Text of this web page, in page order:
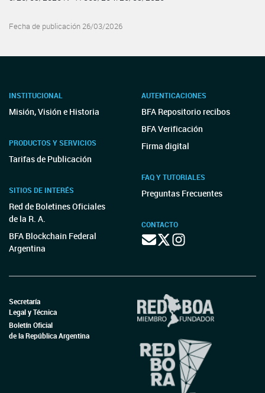
Fecha de publicación 26/03/2026
INSTITUCIONAL
Misión, Visión e Historia
PRODUCTOS Y SERVICIOS
Tarifas de Publicación
SITIOS DE INTERÉS
Red de Boletines Oficiales
de la R. A.
BFA Blockchain Federal
Argentina
AUTENTICACIONES
BFA Repositorio recibos
BFA Verificación
Firma digital
FAQ Y TUTORIALES
Preguntas Frecuentes
CONTACTO
Secretaría
Legal y Técnica
Boletín Oficial
de la República Argentina